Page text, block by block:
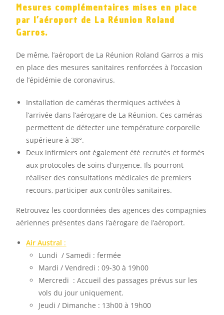
Mesures complémentaires mises en place
par l’aéroport de La Réunion Roland
Garros.
De même, l’aéroport de La Réunion Roland Garros a mis
en place des mesures sanitaires renforcées à l’occasion
de l’épidémie de coronavirus.
Installation de caméras thermiques activées à
l’arrivée dans l’aérogare de La Réunion. Ces caméras
permettent de détecter une température corporelle
supérieure à 38°.
Deux infirmiers ont également été recrutés et formés
aux protocoles de soins d’urgence. Ils pourront
réaliser des consultations médicales de premiers
recours, participer aux contrôles sanitaires.
Retrouvez les coordonnées des agences des compagnies
aériennes présentes dans l’aérogare de l’aéroport.
Air Austral :
Lundi / Samedi : fermée
Mardi / Vendredi : 09-30 à 19h00
Mercredi : Accueil des passages prévus sur les
vols du jour uniquement.
Jeudi / Dimanche : 13h00 à 19h00